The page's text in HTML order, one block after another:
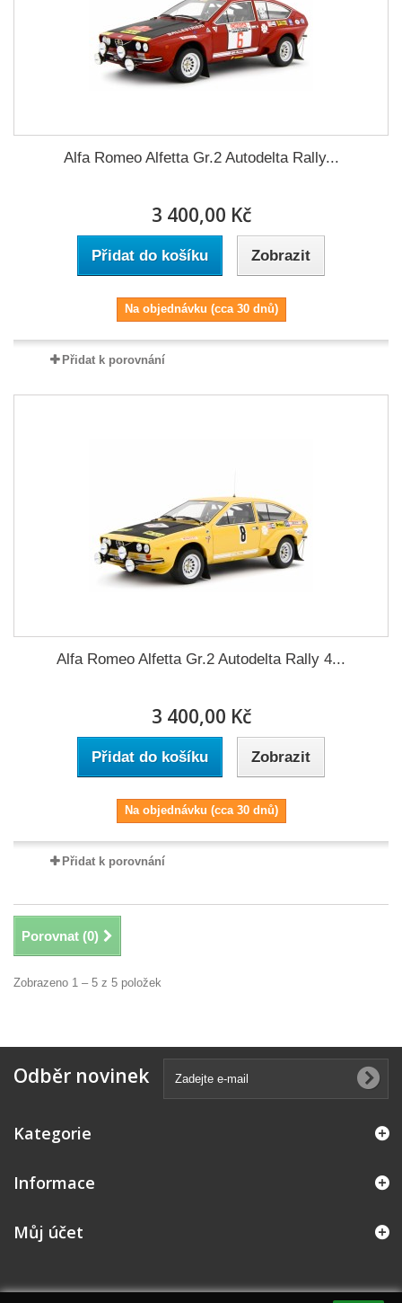
Alfa Romeo Alfetta Gr.2 Autodelta Rally...
3 400,00 Kč
Přidat do košíku Zobrazit
Na objednávku (cca 30 dnů)
Přidat k porovnání
Alfa Romeo Alfetta Gr.2 Autodelta Rally 4...
3 400,00 Kč
Přidat do košíku Zobrazit
Na objednávku (cca 30 dnů)
Přidat k porovnání
Porovnat (0)
Zobrazeno 1 – 5 z 5 položek
Odběr novinek
Kategorie
Informace
Můj účet